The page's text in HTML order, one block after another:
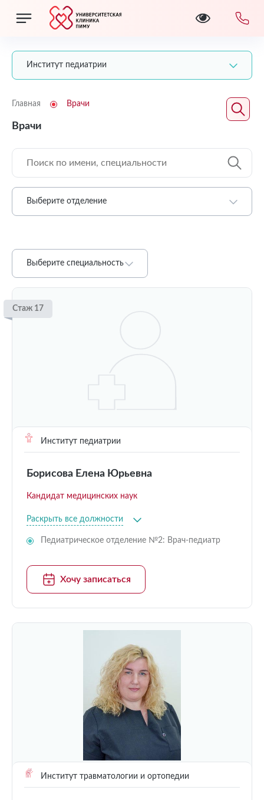
Институт педиатрии
Главная Врачи
Врачи
Выберите отделение
Выберите специальность
Стаж 17
Институт педиатрии
Борисова Елена Юрьевна
Кандидат медицинских наук
Раскрыть все должности
Педиатрическое отделение №2: Врач-педиатр
Хочу записаться
Институт травматологии и ортопедии